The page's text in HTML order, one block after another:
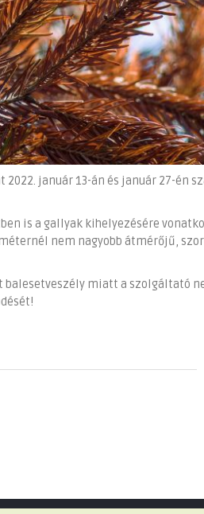
január 13-án és január 27-én
is a gallyak kihelyezésére
nem nagyobb átmérőjű,
miatt a szolgáltató